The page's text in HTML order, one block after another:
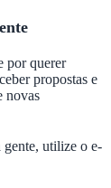
por querer
propostas e
novas
gente, utilize o e-